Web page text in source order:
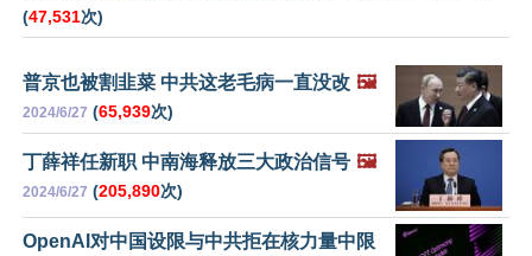
(47,531次)
普京也被割韭菜 中共这老毛病一直没改 🖼️
2024/6/27 (65,939次)
丁薛祥任新职 中南海释放三大政治信号 🖼️
2024/6/27 (205,890次)
OpenAI对中国设限与中共拒在核力量中限